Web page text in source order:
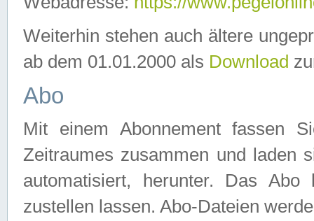
Weiterhin stehen auch ältere
ab dem 01.01.2000 als Download
Abo
Mit einem Abonnement fassen
Zeitraumes zusammen und laden
automatisiert, herunter. Das
zustellen lassen. Abo-Dateien